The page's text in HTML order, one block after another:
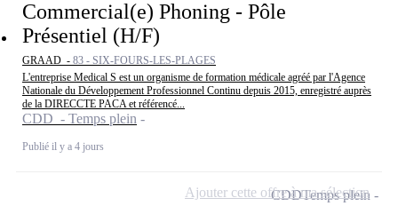
Commercial(e) Phoning - Pôle
Présentiel (H/F)
GRAAD - 83 - SIX-FOURS-LES-PLAGES
L'entreprise Medical S est un organisme de formation médicale agréé par l'Agence
Nationale du Développement Professionnel Continu depuis 2015, enregistré auprès
de la DIRECCTE PACA et référencé...
CDD - Temps plein
Publié il y a 4 jours
CDDTemps plein
Ajouter cette offre à ma sélection